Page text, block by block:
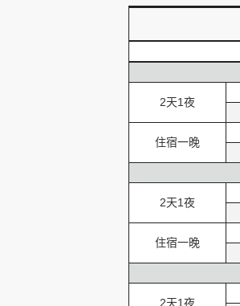
2天1夜
住宿一晚
2天1夜
住宿一晚
2天1夜